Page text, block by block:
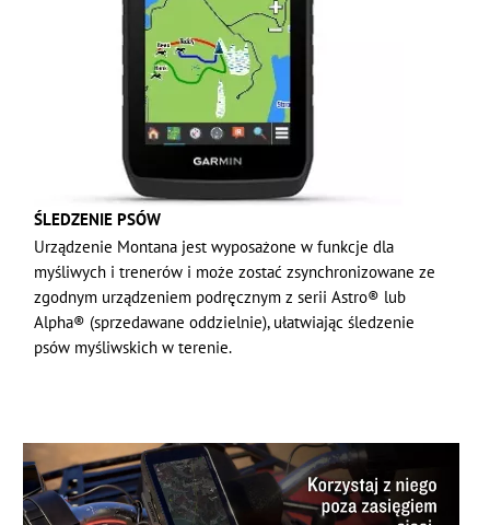
ŚLEDZENIE PSÓW
Urządzenie Montana jest wyposażone w funkcje dla
myśliwych i trenerów i może zostać zsynchronizowane ze
zgodnym urządzeniem podręcznym z serii Astro® lub
Alpha® (sprzedawane oddzielnie), ułatwiając śledzenie
psów myśliwskich w terenie.